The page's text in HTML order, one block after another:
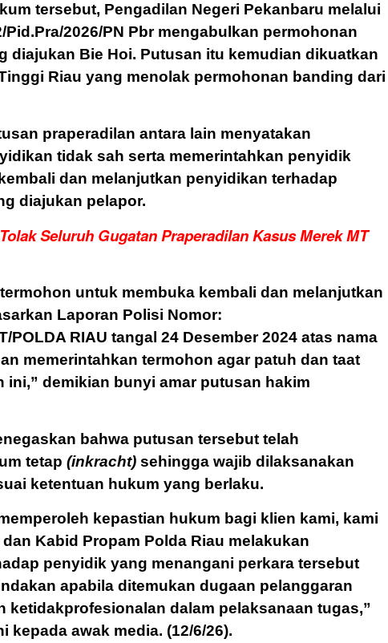
tersebut, Pengadilan Negeri Pekanbaru melalui
Pid.Pra/2026/PN Pbr mengabulkan permohonan
diajukan Bie Hoi. Putusan itu kemudian dikuatkan
Riau yang menolak permohonan banding dari
praperadilan antara lain menyatakan
tidak sah serta memerintahkan penyidik
dan melanjutkan penyidikan terhadap
diajukan pelapor.
Seluruh Gugatan Praperadilan Kasus Merek MT
untuk membuka kembali dan melanjutkan
Laporan Polisi Nomor:
POLDA RIAU tangal 24 Desember 2024 atas nama
memerintahkan termohon agar patuh dan taat
ini,” demikian bunyi amar putusan hakim
bahwa putusan tersebut telah
tetap (inkracht) sehingga wajib dilaksanakan
ketentuan hukum yang berlaku.
kepastian hukum bagi klien kami, kami
Kabid Propam Polda Riau melakukan
penyidik yang menangani perkara tersebut
apabila ditemukan dugaan pelanggaran
ketidakprofesionalan dalam pelaksanaan tugas,”
kepada awak media. (12/6/26).